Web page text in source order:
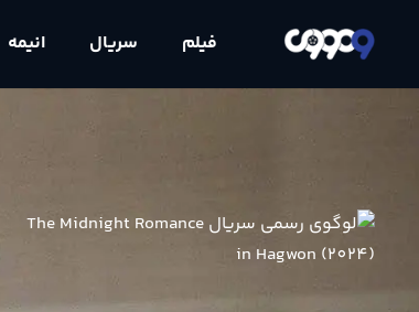
فیلم سریال انیمه